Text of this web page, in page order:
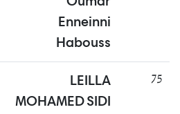
Enneinni
Habouss
75
LEILLA
MOHAMED SIDI